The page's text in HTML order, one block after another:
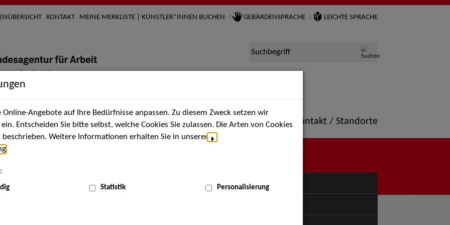
KONTAKT MEINE MERKLISTE | KÜNSTLER*INNEN BUCHEN GEBÄRDENSPRACHE LEICHTE SPRACHE
Suchbegriff
Künstler*innen Über uns Aktuelles Termine Portfolio Kontakt / Standorte
MENÜ
Angebote auf Ihre Bedürfnisse anpassen. Zu diesem Zweck setzen wir
Entscheiden Sie bitte selbst, welche Cookies Sie zulassen. Die Arten von Cookies
Weitere Informationen erhalten Sie in unserer
Statistik Personalisierung